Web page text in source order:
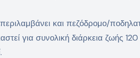
και πεζόδρομο/
για συνολική διάρκεια ζωής